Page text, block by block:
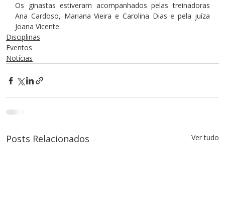
Os ginastas estiveram acompanhados pelas treinadoras
Ana Cardoso, Mariana Vieira e Carolina Dias e pela juíza
Joana Vicente.
Disciplinas
Eventos
Notícias
Posts Relacionados Ver tudo